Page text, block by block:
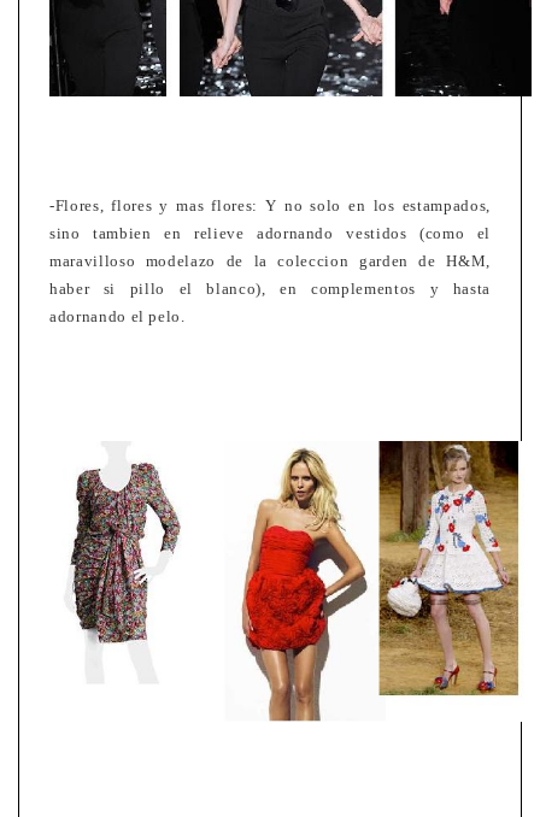
-Flores, flores y mas flores: Y no solo en los estampados,
sino tambien en relieve adornando vestidos (como el
maravilloso modelazo de la coleccion garden de H&M,
haber si pillo el blanco), en complementos y hasta
adornando el pelo.